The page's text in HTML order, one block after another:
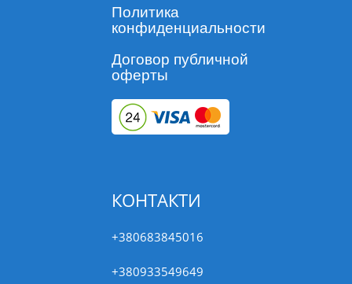
Политика
конфиденциальности
Договор публичной
оферты
КОНТАКТИ
+380683845016
+380933549649